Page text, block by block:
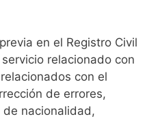
en el Registro Civil
relacionado con
con el
de errores,
nacionalidad,